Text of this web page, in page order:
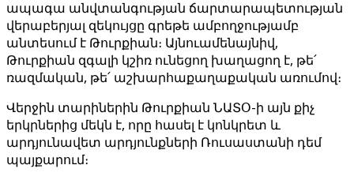
ապագա անվտանգության ճարտարապետության
վերաբերյալ զեկույցը գրեթե ամբողջությամբ
անտեսում է Թուրքիան։ Այնուամենայնիվ,
Թուրքիան զգալի կշիռ ունեցող խաղացող է, թե՛
ռազմական, թե՛ աշխարհաքաղաքական առումով։
Վերջին տարիներին Թուրքիան ՆԱՏՕ-ի այն քիչ
երկրներից մեկն է, որը հասել է կոնկրետ և
արդյունավետ արդյունքների Ռուսաստանի դեմ
պայքարում։